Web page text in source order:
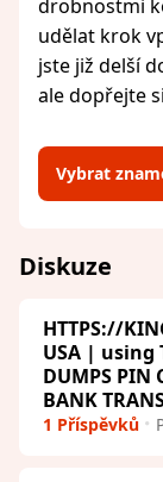
drobnostmi
udělat krok
jste již delší
ale dopřejte
Vybrat
Diskuze
HTTPS://
USA | using
DUMPS PIN
BANK
1 Příspěvků